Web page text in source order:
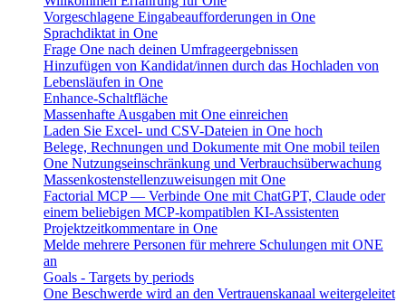
Vorgeschlagene Eingabeaufforderungen in One
Sprachdiktat in One
Frage One nach deinen Umfrageergebnissen
Hinzufügen von Kandidat/innen durch das Hochladen von
Lebensläufen in One
Enhance-Schaltfläche
Massenhafte Ausgaben mit One einreichen
Laden Sie Excel- und CSV-Dateien in One hoch
Belege, Rechnungen und Dokumente mit One mobil teilen
One Nutzungseinschränkung und Verbrauchsüberwachung
Massenkostenstellenzuweisungen mit One
Factorial MCP — Verbinde One mit ChatGPT, Claude oder
einem beliebigen MCP-kompatiblen KI-Assistenten
Projektzeitkommentare in One
Melde mehrere Personen für mehrere Schulungen mit ONE
an
Goals - Targets by periods
One Beschwerde wird an den Vertrauenskanaal weitergeleitet